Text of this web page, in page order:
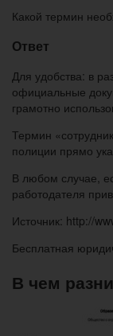
Какой термин
Ответ
Для удобства: в
официальные
грамотно
Термин
полиции прямо
В любом случае,
работодателя
Источник: http://
Бесплатная
В чем